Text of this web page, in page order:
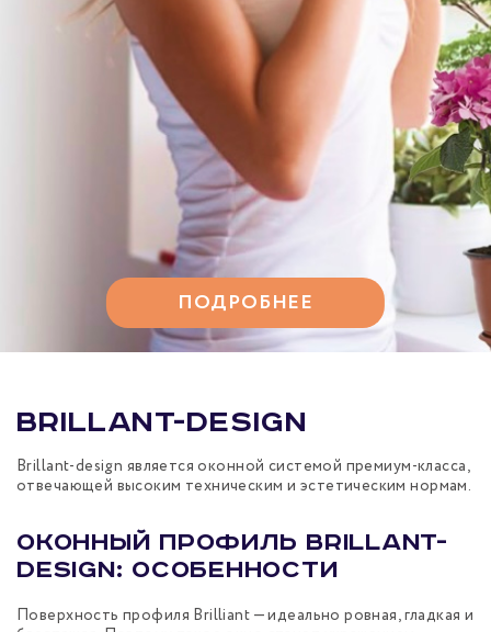
ПОДРОБНЕЕ
Brillant-Design
Brillant-design является оконной системой премиум-класса,
отвечающей высоким техническим и эстетическим нормам.
Оконный профиль Brillant-
design: особенности
Поверхность профиля Brilliant — идеально ровная, гладкая и